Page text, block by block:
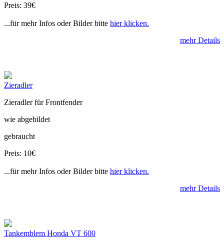
Preis: 39€
...für mehr Infos oder Bilder bitte hier klicken.
mehr Details
Zieradler
Zieradler für Frontfender
wie abgebildet
gebraucht
Preis: 10€
...für mehr Infos oder Bilder bitte hier klicken.
mehr Details
Tankemblem Honda VT 600